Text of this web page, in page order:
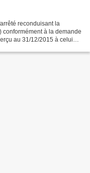
reconduisant la
conformément à la demande
au 31/12/2015 à celui